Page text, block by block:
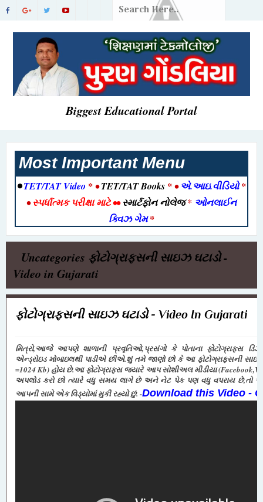
Biggest Educational Portal
Most Important Menu
•TET/TAT Video * •TET/TAT Books * •એ.આઇ.વીડિયો*
•સ્પર્ધાત્મક પરીક્ષા માટે••સ્માર્ટફોન નોલેજ* ઓનલાઈન
ક્વિઝ ગેમ*
Uncategories ફોટોગ્રાફ્સની સાઇઝ ઘટાડો -
Video in Gujarati
ફોટોગ્રાફ્સની સાઇઝ ઘટાડો - Video In Gujarati
મિત્રો,આજે આપણે શાળાની પ્રવૃતિઓ,પ્રસંગો કે પોતાના ફોટોગ્રાફ્સ
એન્ડ્રોઇડ મોબાઇલથી પાડીએ છીએ.શું તમે જાણો છો કે આ ફોટોગ્રાફ્સની
=1024 Kb) હોય છે.આ ફોટોગ્રાફ્સ જ્યારે આપ સોશીઅલ મીડીયા
અપલોડ કરો છો ત્યારે વધુ સમય લાગે છે અને નેટ પેક પણ વધુ વપરાય છે,તો
આપની સામે એક વિડ્યોમાં મુકી રહ્યો છું. -Download this Video -